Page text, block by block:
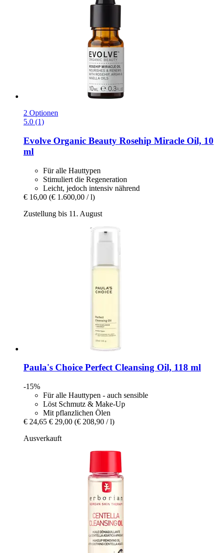
2 Optionen
5.0 (1)
Evolve Organic Beauty Rosehip Miracle Oil, 10
ml
Für alle Hauttypen
Stimuliert die Regeneration
Leicht, jedoch intensiv nährend
€ 16,00 (€ 1.600,00 / l)
Zustellung bis 11. August
Paula's Choice Perfect Cleansing Oil, 118 ml
-15%
Für alle Hauttypen - auch sensible
Löst Schmutz & Make-Up
Mit pflanzlichen Ölen
€ 24,65 € 29,00 (€ 208,90 / l)
Ausverkauft